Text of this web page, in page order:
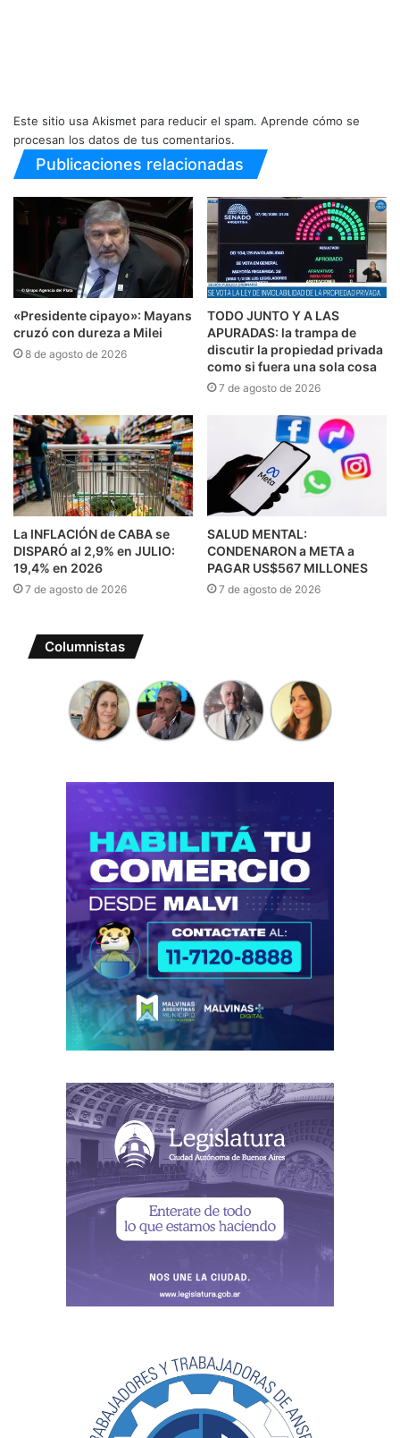
Este sitio usa Akismet para reducir el spam. Aprende cómo se
procesan los datos de tus comentarios.
Publicaciones relacionadas
«Presidente cipayo»: Mayans
cruzó con dureza a Milei
8 de agosto de 2026
TODO JUNTO Y A LAS
APURADAS: la trampa de
discutir la propiedad privada
como si fuera una sola cosa
7 de agosto de 2026
La INFLACIÓN de CABA se
DISPARÓ al 2,9% en JULIO:
19,4% en 2026
7 de agosto de 2026
SALUD MENTAL:
CONDENARON a META a
PAGAR US$567 MILLONES
7 de agosto de 2026
Columnistas